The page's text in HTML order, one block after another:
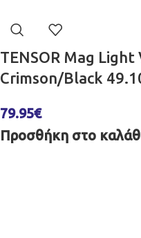
TENSOR Mag Light
Crimson/Black
79.95€
Προσθήκη στο